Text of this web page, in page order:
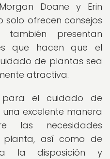
Doane y Erin
solo ofrecen consejos
presentan
que hacen que el
de plantas sea
atractiva.
para el cuidado de
excelente manera
las necesidades
planta, así como de
la disposición y